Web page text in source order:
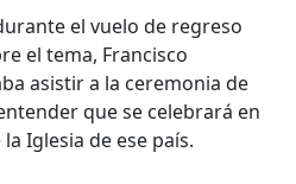
el vuelo de regreso
el tema, Francisco
asistir a la ceremonia de
que se celebrará en
Iglesia de ese país.